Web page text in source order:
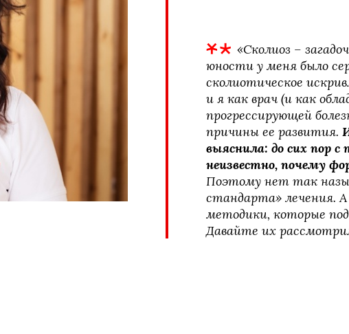
«Сколиоз –
юности у меня было
сколиотическое
и я как врач (и как
прогрессирующей
причины ее развития.
выяснила: до сих пор
неизвестно, почему
Поэтому нет так
стандарта» лечения.
методики, которые
Давайте их